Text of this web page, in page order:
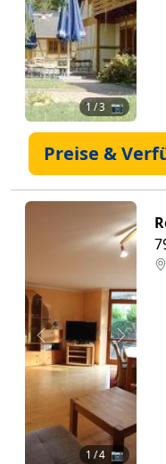
1 / 3 📷
Preise &
Zurück Weiter
1 / 4 📷